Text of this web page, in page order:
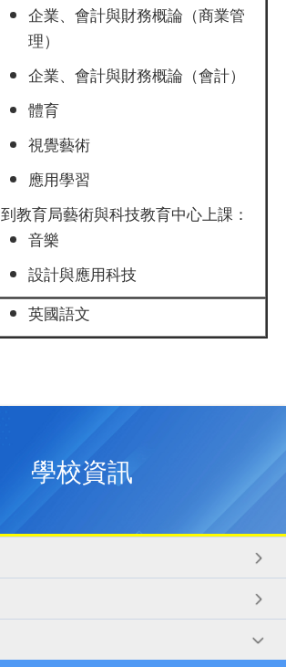
企業、會計與財務概論（商業管
理）
企業、會計與財務概論（會計）
體育
視覺藝術
應用學習
到教育局藝術與科技教育中心上課：
音樂
設計與應用科技
英國語文
學校資訊